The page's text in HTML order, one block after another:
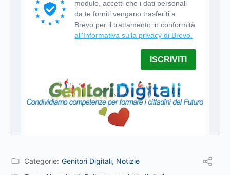
Categorie: Genitori Digitali, Notizie